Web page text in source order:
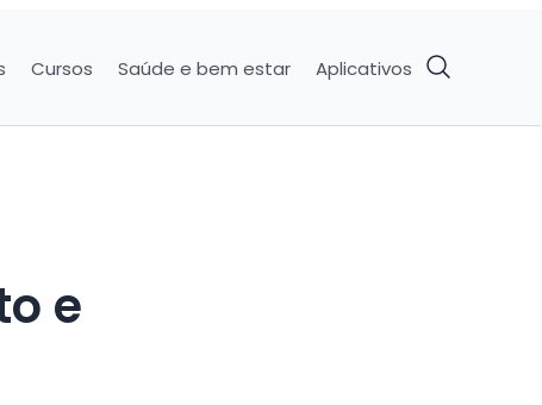
Cursos Saúde e bem estar Aplicativos
e